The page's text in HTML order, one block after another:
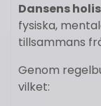
Dansens
fysiska,
tillsammans
Genom
vilket: